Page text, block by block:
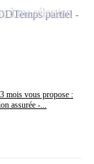
mois vous propose :
assurée -...
Temps partiel
à ma sélection